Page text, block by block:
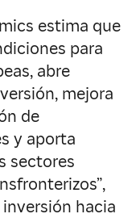
estima que
para
abre
mejora
de
y aporta
sectores
hacia